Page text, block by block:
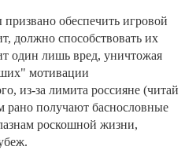
обеспечить игровой
должно способствовать их
один лишь вред, уничтожая
мотивации
из-за лимита россияне (читай
получают баснословные
роскошной жизни,